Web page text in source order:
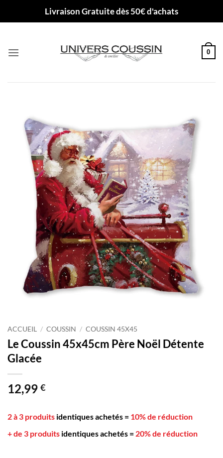
Livraison Gratuite dès 50€ d'achats
0
ACCUEIL / COUSSIN / COUSSIN 45X45
Le Coussin 45x45cm Père Noël Détente
Glacée
12,99 €
2 à 3 produits identiques achetés = 10% de réduction
+ de 3 produits identiques achetés = 20% de réduction